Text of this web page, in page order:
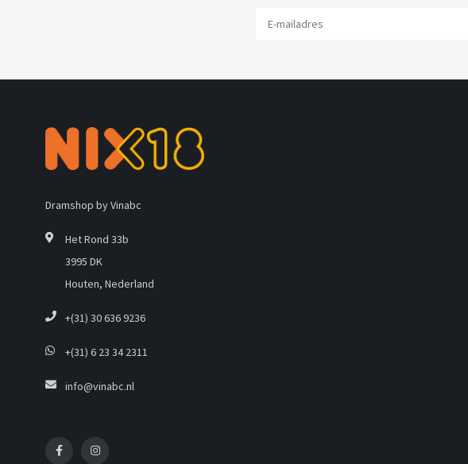
Dramshop by Vinabc
Het Rond 33b
3995 DK
Houten, Nederland
+(31) 30 636 9236
+(31) 6 23 34 2311
info@vinabc.nl